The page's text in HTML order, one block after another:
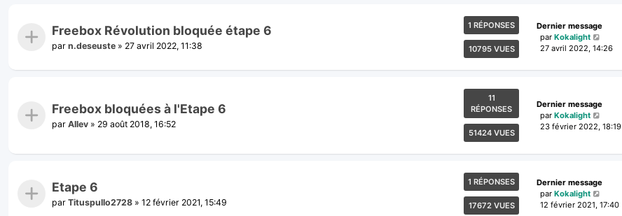
Freebox Révolution bloquée étape 6
par n.deseuste » 27 avril 2022, 11:38
1 RÉPONSES
10795 VUES
Dernier message
par Kokalight
27 avril 2022, 14:26
Freebox bloquées à l'Etape 6
par Allev » 29 août 2018, 16:52
11
RÉPONSES
51424 VUES
Dernier message
par Kokalight
23 février 2022, 18:19
Etape 6
par Tituspullo2728 » 12 février 2021, 15:49
1 RÉPONSES
17672 VUES
Dernier message
par Kokalight
12 février 2021, 17:40